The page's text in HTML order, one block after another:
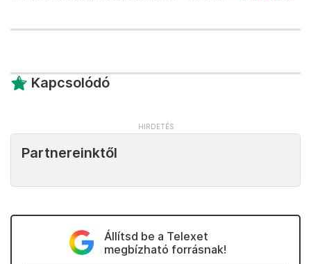
Kapcsolódó
Partnereinktől
Állítsd be a Telexet
megbízható forrásnak!